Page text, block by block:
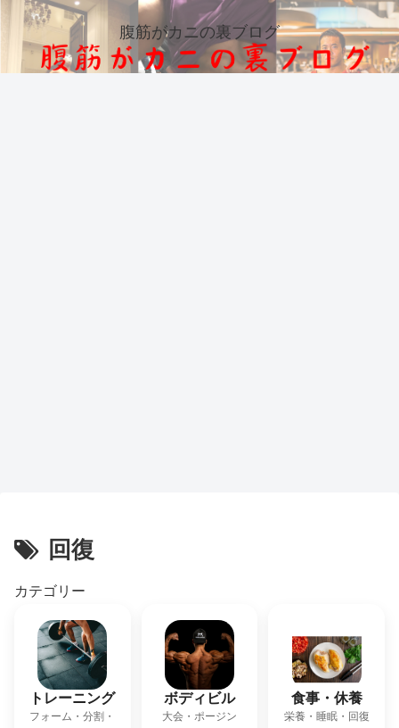
腹筋がカニの裏ブログ
回復
カテゴリー
トレーニング
フォーム・分割・
ボディビル
大会・ポージン
食事・休養
栄養・睡眠・回復